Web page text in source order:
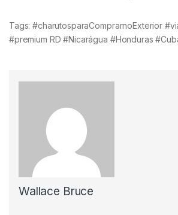
Tags: #charutosparaComprarnoExterior
#premium RD #Nicarágua #Honduras
Wallace Bruce